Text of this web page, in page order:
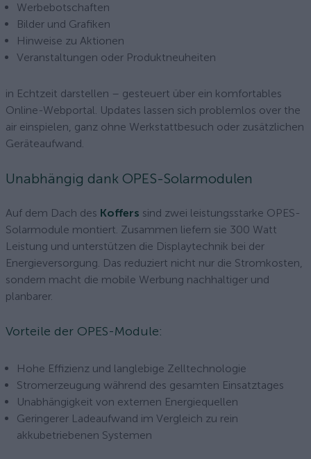
Werbebotschaften
Bilder und Grafiken
Hinweise zu Aktionen
Veranstaltungen oder Produktneuheiten
in Echtzeit darstellen – gesteuert über ein komfortables
Online-Webportal. Updates lassen sich problemlos over the
air einspielen, ganz ohne Werkstattbesuch oder zusätzlichen
Geräteaufwand.
Unabhängig dank OPES-Solarmodulen
Auf dem Dach des Koffers sind zwei leistungsstarke OPES-
Solarmodule montiert. Zusammen liefern sie 300 Watt
Leistung und unterstützen die Displaytechnik bei der
Energieversorgung. Das reduziert nicht nur die Stromkosten,
sondern macht die mobile Werbung nachhaltiger und
planbarer.
Vorteile der OPES-Module:
Hohe Effizienz und langlebige Zelltechnologie
Stromerzeugung während des gesamten Einsatztages
Unabhängigkeit von externen Energiequellen
Geringerer Ladeaufwand im Vergleich zu rein
akkubetriebenen Systemen